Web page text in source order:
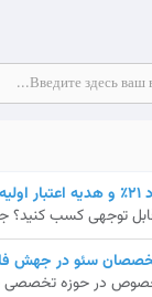
قابل توجهی کسب
خصوص در حوزه